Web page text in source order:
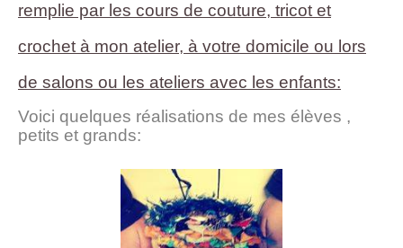
remplie par les cours de couture, tricot et
crochet à mon atelier, à votre domicile ou lors
de salons ou les ateliers avec les enfants:
Voici quelques réalisations de mes élèves ,
petits et grands: